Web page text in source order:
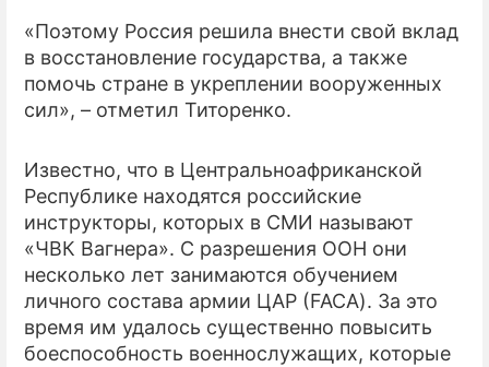
«Поэтому Россия решила внести свой вклад
в восстановление государства, а также
помочь стране в укреплении вооруженных
сил», – отметил Титоренко.
Известно, что в Центральноафриканской
Республике находятся российские
инструкторы, которых в СМИ называют
«ЧВК Вагнера». С разрешения ООН они
несколько лет занимаются обучением
личного состава армии ЦАР (FACA). За это
время им удалось существенно повысить
боеспособность военнослужащих, которые